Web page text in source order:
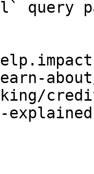
query